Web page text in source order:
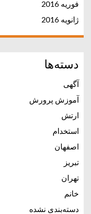
فوریه 2016
ژانویه 2016
دسته‌ها
آگهی
آموزش پرورش
ارتش
استخدام
اصفهان
تبریز
تهران
خانم
دسته‌بندی نشده